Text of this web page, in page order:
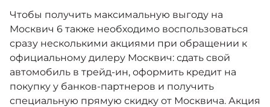
Чтобы получить максимальную выгоду на
Москвич 6 также необходимо воспользоваться
сразу несколькими акциями при обращении к
официальному дилеру Москвич: сдать свой
автомобиль в трейд-ин, оформить кредит на
покупку у банков-партнеров и получить
специальную прямую скидку от Москвича. Акция